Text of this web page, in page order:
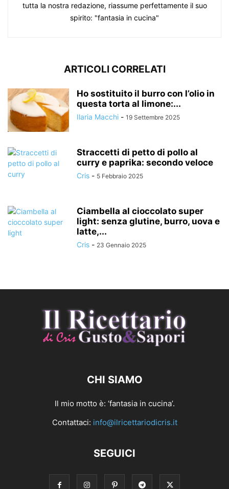
tutta la nostra redazione, riassume perfettamente il suo
spirito: "fantasia in cucina"
ARTICOLI CORRELATI
Ho sostituito il burro con l’olio in
questa torta al limone:...
Ilaria Macchi - 19 Settembre 2025
Straccetti di petto di pollo al
curry e paprika: secondo veloce
Cris - 5 Febbraio 2025
Ciambella al cioccolato super
light: senza glutine, burro, uova e
latte,...
Cris - 23 Gennaio 2025
CHI SIAMO
Il mio motto è: ‘fantasia in cucina’.
Contattaci: info@ilricettariodicris.it
SEGUICI